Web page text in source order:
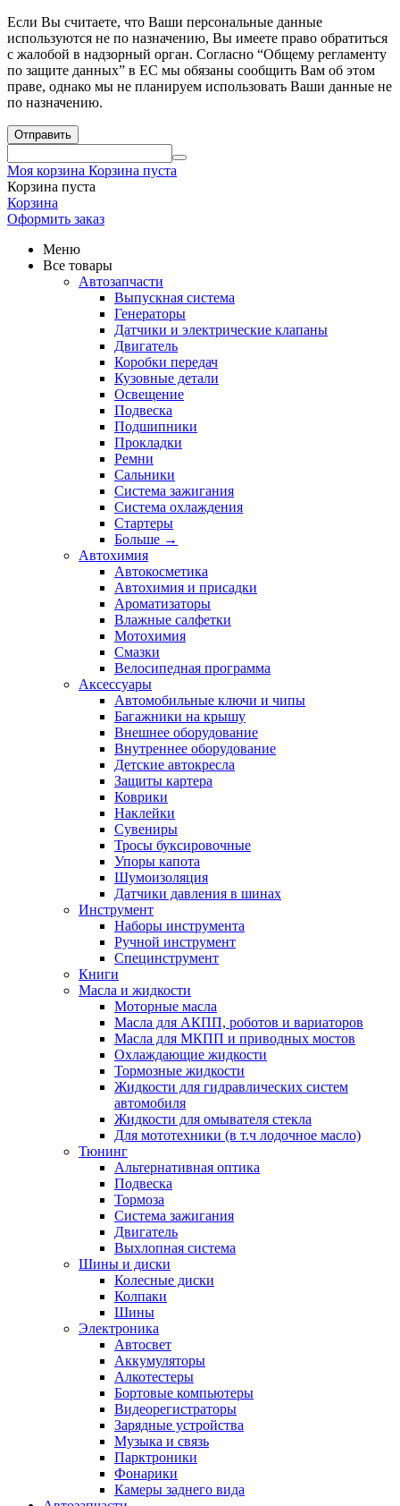
Если Вы считаете, что Ваши персональные данные
используются не по назначению, Вы имеете право обратиться
с жалобой в надзорный орган. Согласно “Общему регламенту
по защите данных” в ЕС мы обязаны сообщить Вам об этом
праве, однако мы не планируем использовать Ваши данные не
по назначению.
Отправить
Моя корзина Корзина пуста
Корзина пуста
Корзина
Оформить заказ
Меню
Все товары
Автозапчасти
Выпускная система
Генераторы
Датчики и электрические клапаны
Двигатель
Коробки передач
Кузовные детали
Освещение
Подвеска
Подшипники
Прокладки
Ремни
Сальники
Система зажигания
Система охлаждения
Стартеры
Больше →
Автохимия
Автокосметика
Автохимия и присадки
Ароматизаторы
Влажные салфетки
Мотохимия
Смазки
Велосипедная программа
Аксессуары
Автомобильные ключи и чипы
Багажники на крышу
Внешнее оборудование
Внутреннее оборудование
Детские автокресла
Защиты картера
Коврики
Наклейки
Сувениры
Тросы буксировочные
Упоры капота
Шумоизоляция
Датчики давления в шинах
Инструмент
Наборы инструмента
Ручной инструмент
Специнструмент
Книги
Масла и жидкости
Моторные масла
Масла для АКПП, роботов и вариаторов
Масла для МКПП и приводных мостов
Охлаждающие жидкости
Тормозные жидкости
Жидкости для гидравлических систем
автомобиля
Жидкости для омывателя стекла
Для мототехники (в т.ч лодочное масло)
Тюнинг
Альтернативная оптика
Подвеска
Тормоза
Система зажигания
Двигатель
Выхлопная система
Шины и диски
Колесные диски
Колпаки
Шины
Электроника
Автосвет
Аккумуляторы
Алкотестеры
Бортовые компьютеры
Видеорегистраторы
Зарядные устройства
Музыка и связь
Парктроники
Фонарики
Камеры заднего вида